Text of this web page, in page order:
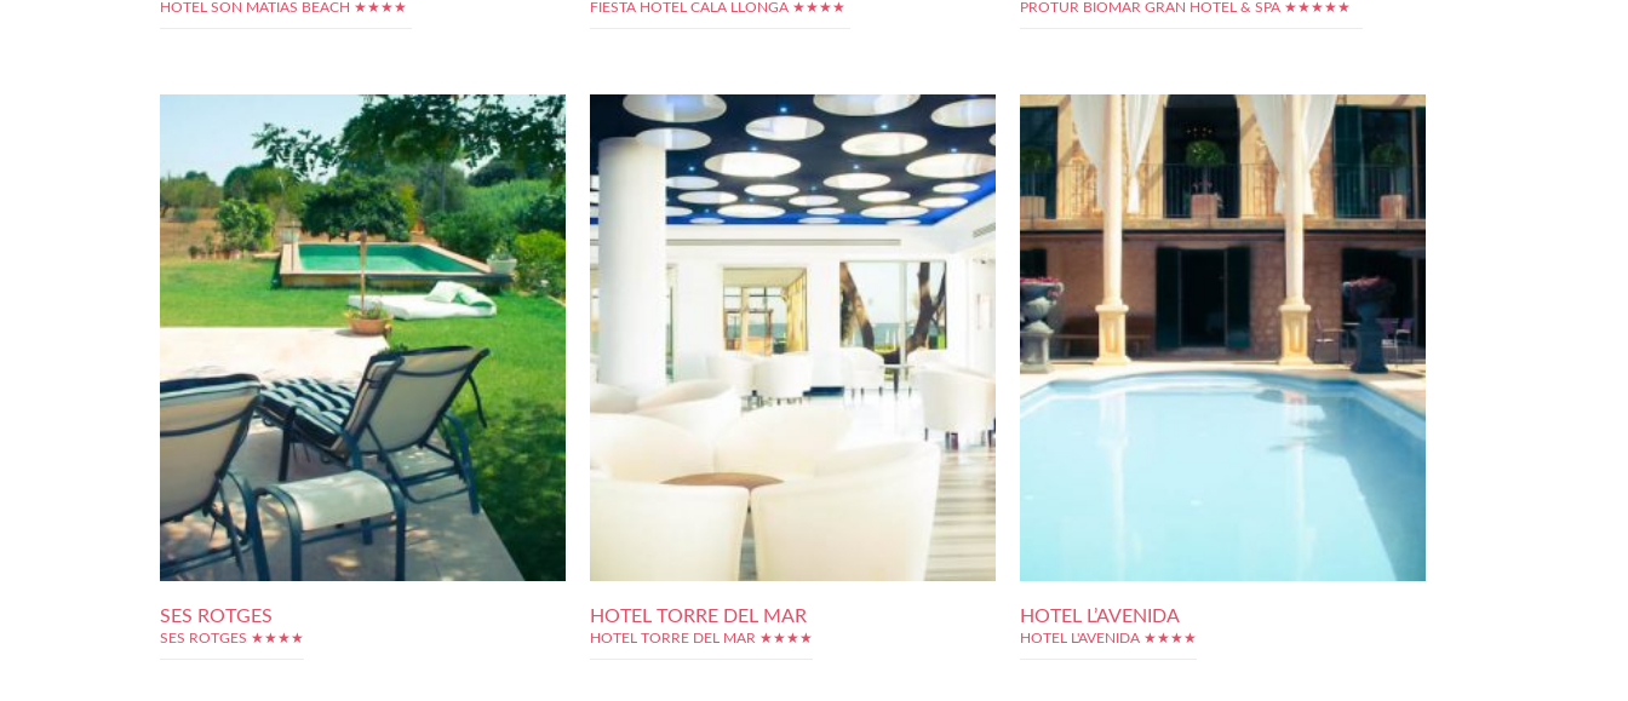
HOTEL SON MATIAS BEACH ★★★★ FIESTA HOTEL CALA LLONGA ★★★★ PROTUR BIOMAR GRAN HOTEL & SPA ★★★★★
SES ROTGES
SES ROTGES ★★★★
HOTEL TORRE DEL MAR
HOTEL TORRE DEL MAR ★★★★
HOTEL L’AVENIDA
HOTEL L'AVENIDA ★★★★